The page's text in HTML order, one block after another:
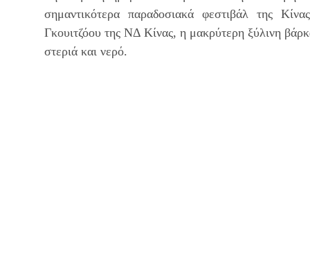
σημαντικότερα παραδοσιακά φεστιβάλ της
Γκουιτζόου της ΝΔ Κίνας, η μακρύτερη ξύλινη
στεριά και νερό.